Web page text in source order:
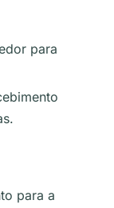
para
para a